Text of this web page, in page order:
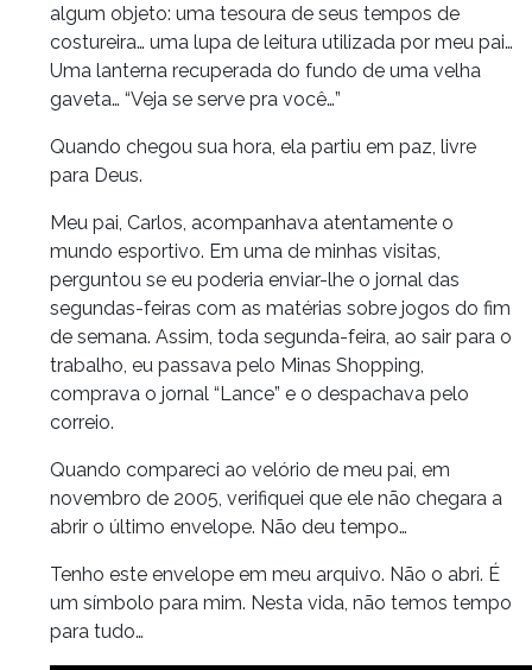
algum objeto: uma tesoura de seus tempos de
costureira… uma lupa de leitura utilizada por meu pai…
Uma lanterna recuperada do fundo de uma velha
gaveta… “Veja se serve pra você…”
Quando chegou sua hora, ela partiu em paz, livre
para Deus.
Meu pai, Carlos, acompanhava atentamente o
mundo esportivo. Em uma de minhas visitas,
perguntou se eu poderia enviar-lhe o jornal das
segundas-feiras com as matérias sobre jogos do fim
de semana. Assim, toda segunda-feira, ao sair para o
trabalho, eu passava pelo Minas Shopping,
comprava o jornal “Lance” e o despachava pelo
correio.
Quando compareci ao velório de meu pai, em
novembro de 2005, verifiquei que ele não chegara a
abrir o último envelope. Não deu tempo…
Tenho este envelope em meu arquivo. Não o abri. É
um símbolo para mim. Nesta vida, não temos tempo
para tudo…